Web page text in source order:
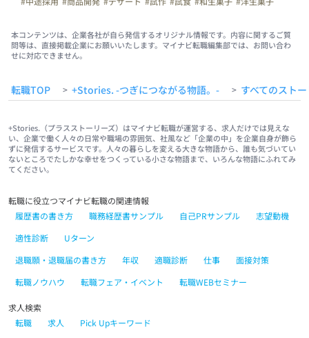
本コンテンツは、企業各社が自ら発信するオリジナル情報です。内容に関するご質
問等は、直接掲載企業にお願いいたします。マイナビ転職編集部では、お問い合わ
せに対応できません。
転職TOP > +Stories. -つぎにつながる物語。- > すべてのスト
+Stories.（プラスストーリーズ）はマイナビ転職が運営する、求人だけでは見えな
い、企業で働く人々の日常や職場の雰囲気、社風など「企業の中」を企業自身が飾ら
ずに発信するサービスです。人々の暮らしを変える大きな物語から、誰も気づいてい
ないところでたしかな幸せをつくっている小さな物語まで、いろんな物語にふれてみ
てください。
転職に役立つマイナビ転職の関連情報
履歴書の書き方
職務経歴書サンプル 自己PRサンプル
志望動機
適性診断
Uターン
退職願・退職届の書き方
年収 適職診断 仕事
面接対策
転職ノウハウ
転職フェア・イベント 転職WEBセミナー
求人検索
転職
求人 Pick Upキーワード